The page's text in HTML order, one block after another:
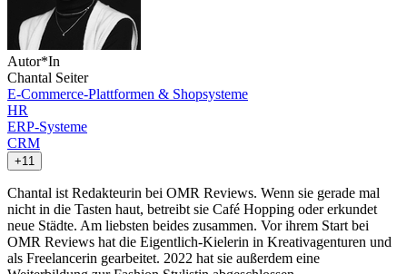
Autor*In
Chantal Seiter
E-Commerce-Plattformen & Shopsysteme
HR
ERP-Systeme
CRM
+11
Chantal ist Redakteurin bei OMR Reviews. Wenn sie gerade mal
nicht in die Tasten haut, betreibt sie Café Hopping oder erkundet
neue Städte. Am liebsten beides zusammen. Vor ihrem Start bei
OMR Reviews hat die Eigentlich-Kielerin in Kreativagenturen und
als Freelancerin gearbeitet. 2022 hat sie außerdem eine